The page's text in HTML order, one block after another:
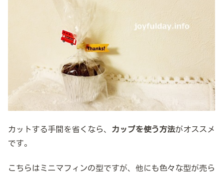
カットする手間を省くなら、 カップを使う方法がオススメ
です。
こちらはミニマフィンの型ですが、他にも色々な型が売ら